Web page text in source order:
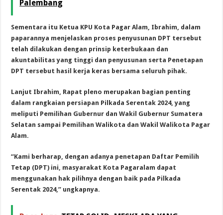
Palembang
Sementara itu Ketua KPU Kota Pagar Alam, Ibrahim, dalam
paparannya menjelaskan proses penyusunan DPT tersebut
telah dilakukan dengan prinsip keterbukaan dan
akuntabilitas yang tinggi dan penyusunan serta Penetapan
DPT tersebut hasil kerja keras bersama seluruh pihak.
Lanjut Ibrahim, Rapat pleno merupakan bagian penting
dalam rangkaian persiapan Pilkada Serentak 2024, yang
meliputi Pemilihan Gubernur dan Wakil Gubernur Sumatera
Selatan sampai Pemilihan Walikota dan Wakil Walikota Pagar
Alam.
“Kami berharap, dengan adanya penetapan Daftar Pemilih
Tetap (DPT) ini, masyarakat Kota Pagaralam dapat
menggunakan hak pilihnya dengan baik pada Pilkada
Serentak 2024,” ungkapnya.